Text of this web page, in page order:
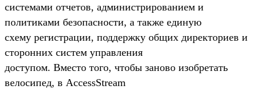
системами отчетов, администрированием и
политиками безопасности, а также единую
схему регистрации, поддержку общих директориев и
сторонних систем управления
доступом. Вместо того, чтобы заново изобретать
велосипед, в AccessStream